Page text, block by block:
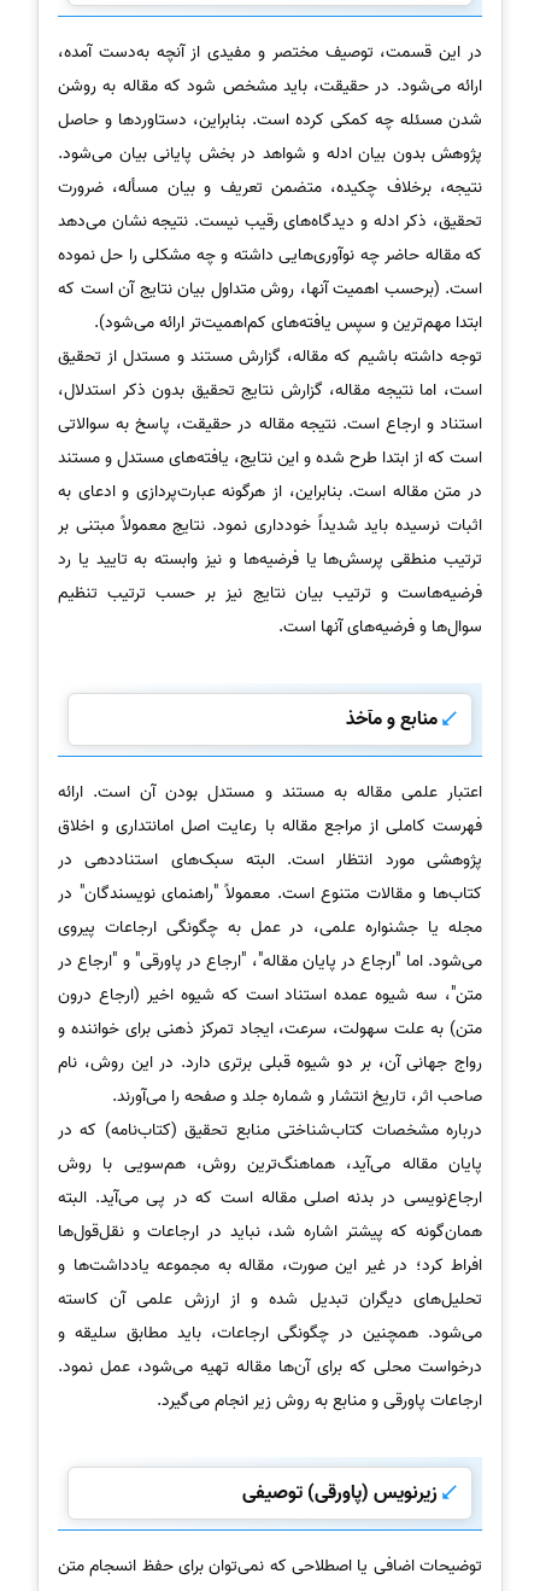
در این قسمت، توصیف مختصر و مفیدی از آنچه به‌دست آمده،
ارائه می‌شود. در حقیقت، باید مشخص شود که مقاله به روشن
شدن مسئله چه کمکی کرده است. بنابراین، دستاوردها و حاصل
پژوهش بدون بیان ادله و شواهد در بخش پایانی بیان می‌شود.
نتیجه، برخلاف چکیده، متضمن تعریف و بیان مسأله، ضرورت
تحقیق، ذکر ادله و دیدگاه‌های رقیب نیست. نتیجه نشان می‌دهد
که مقاله حاضر چه نوآوری‌هایی داشته و چه مشکلی را حل نموده
است. (برحسب اهمیت آنها، روش متداول بیان نتایج آن است که
ابتدا مهم‌ترین و سپس یافته‌های کم‌اهمیت‌تر ارائه می‌شود).
توجه داشته باشیم که مقاله، گزارش مستند و مستدل از تحقیق
است، اما نتیجه مقاله، گزارش نتایج تحقیق بدون ذکر استدلال،
استناد و ارجاع است. نتیجه مقاله در حقیقت، پاسخ به سوالاتی
است که از ابتدا طرح شده و این نتایج، یافته‌های مستدل و مستند
در متن مقاله است. بنابراین، از هرگونه عبارت‌پردازی و ادعای به
اثبات نرسیده باید شدیداً خودداری نمود. نتایج معمولاً مبتنی بر
ترتیب منطقی پرسش‌ها یا فرضیه‌ها و نیز وابسته به تایید یا رد
فرضیه‌هاست و ترتیب بیان نتایج نیز بر حسب ترتیب تنظیم
سوال‌ها و فرضیه‌های آنها است.
منابع و مآخذ
اعتبار علمی مقاله به مستند و مستدل بودن آن است. ارائه
فهرست کاملی از مراجع مقاله با رعایت اصل امانتداری و اخلاق
پژوهشی مورد انتظار است. البته سبک‌های استناددهی در
کتاب‌ها و مقالات متنوع است. معمولاً "راهنمای نویسندگان" در
مجله یا جشنواره علمی، در عمل به چگونگی ارجاعات پیروی
می‌شود. اما "ارجاع در پایان مقاله"، "ارجاع در پاورقی" و "ارجاع در
متن"، سه شیوه عمده استناد است که شیوه اخیر (ارجاع درون
متن) به علت سهولت، سرعت، ایجاد تمرکز ذهنی برای خواننده و
رواج جهانی آن، بر دو شیوه قبلی برتری دارد. در این روش، نام
صاحب اثر، تاریخ انتشار و شماره جلد و صفحه را می‌آورند.
درباره مشخصات کتاب‌شناختی منابع تحقیق (کتاب‌نامه) که در
پایان مقاله می‌آید، هماهنگ‌ترین روش، هم‌سویی با روش
ارجاع‌نویسی در بدنه اصلی مقاله است که در پی می‌آید. البته
همان‌گونه که پیشتر اشاره شد، نباید در ارجاعات و نقل‌قول‌ها
افراط کرد؛ در غیر این صورت، مقاله به مجموعه یادداشت‌ها و
تحلیل‌های دیگران تبدیل شده و از ارزش علمی آن کاسته
می‌شود. همچنین در چگونگی ارجاعات، باید مطابق سلیقه و
درخواست محلی که برای آن‌ها مقاله تهیه می‌شود، عمل نمود.
ارجاعات پاورقی و منابع به روش زیر انجام می‌گیرد.
زیرنویس (پاورقی) توصیفی
توضیحات اضافی یا اصطلاحی که نمی‌توان برای حفظ انسجام متن